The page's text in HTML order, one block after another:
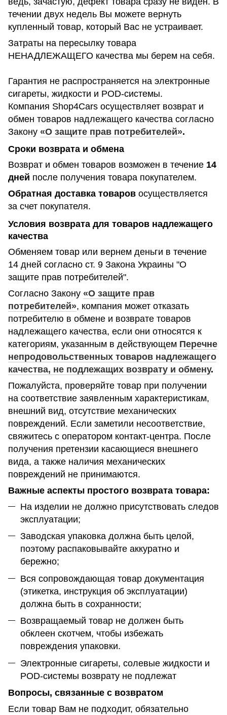
течении двух недель Вы можете вернуть
купленный товар, который Вас не устраивает.
Затраты на пересылку товара
НЕНАДЛЕЖАЩЕГО качества мы берем на себя.
Гарантия не распространяется на электронные
сигареты, жидкости и POD-системы.
Компания Shop4Cars осуществляет возврат и
обмен товаров надлежащего качества согласно
Закону «О защите прав потребителей».
Сроки возврата и обмена
Возврат и обмен товаров возможен в течение 14
дней после получения товара покупателем.
Обратная доставка товаров осуществляется
за счет покупателя.
Условия возврата для товаров надлежащего
качества
Обменяем товар или вернем деньги в течение
14 дней согласно ст. 9 Закона Украины "О
защите прав потребителей".
Согласно Закону «О защите прав
потребителей», компания может отказать
потребителю в обмене и возврате товаров
надлежащего качества, если они относятся к
категориям, указанным в действующем Перечне
непродовольственных товаров надлежащего
качества, не подлежащих возврату и обмену.
Пожалуйста, проверяйте товар при получении
на соответствие заявленным характеристикам,
внешний вид, отсутствие механических
повреждений. Если заметили несоответствие,
свяжитесь с оператором контакт-центра. После
получения претензии касающиеся внешнего
вида, а также наличия механических
повреждений не принимаются.
Важные аспекты простого возврата товара:
На изделии не должно присутствовать следов
эксплуатации;
Заводская упаковка должна быть целой,
поэтому распаковывайте аккуратно и
бережно;
Вся сопровождающая товар документация
(этикетка, инструкция об эксплуатации)
должна быть в сохранности;
Возвращаемый товар не должен быть
обклеен скотчем, чтобы избежать
повреждения упаковки.
Электронные сигареты, солевые жидкости и
POD-системы возврату не подлежат
Вопросы, связанные с возвратом
Если товар Вам не подходит, обязательно